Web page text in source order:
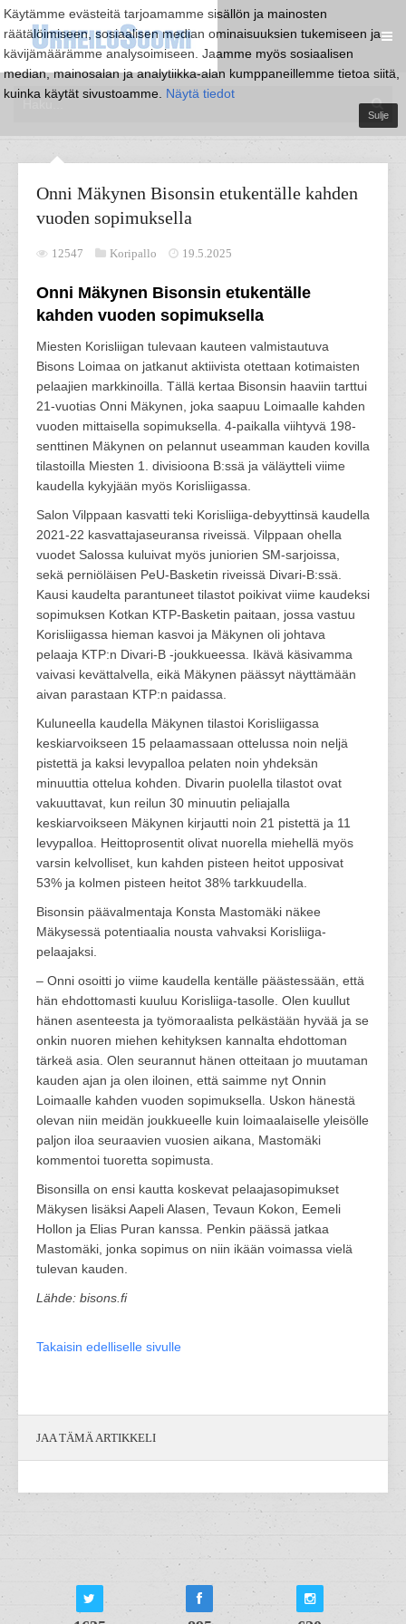
Käytämme evästeitä tarjoamamme sisällön ja mainosten
räätälöimiseen, sosiaalisen median ominaisuuksien tukemiseen ja
kävijämäärämme analysoimiseen. Jaamme myös sosiaalisen
median, mainosalan ja analytiikka-alan kumppaneillemme tietoa siitä,
kuinka käytät sivustoamme. Näytä tiedot
Sulje
Onni Mäkynen Bisonsin etukentälle kahden
vuoden sopimuksella
12547 Koripallo 19.5.2025
Onni Mäkynen Bisonsin etukentälle
kahden vuoden sopimuksella
Miesten Korisliigan tulevaan kauteen valmistautuva
Bisons Loimaa on jatkanut aktiivista otettaan kotimaisten
pelaajien markkinoilla. Tällä kertaa Bisonsin haaviin tarttui
21-vuotias Onni Mäkynen, joka saapuu Loimaalle kahden
vuoden mittaisella sopimuksella. 4-paikalla viihtyvä 198-
senttinen Mäkynen on pelannut useamman kauden kovilla
tilastoilla Miesten 1. divisioona B:ssä ja väläytteli viime
kaudella kykyjään myös Korisliigassa.
Salon Vilppaan kasvatti teki Korisliiga-debyyttinsä kaudella
2021-22 kasvattajaseuransa riveissä. Vilppaan ohella
vuodet Salossa kuluivat myös juniorien SM-sarjoissa,
sekä perniöläisen PeU-Basketin riveissä Divari-B:ssä.
Kausi kaudelta parantuneet tilastot poikivat viime kaudeksi
sopimuksen Kotkan KTP-Basketin paitaan, jossa vastuu
Korisliigassa hieman kasvoi ja Mäkynen oli johtava
pelaaja KTP:n Divari-B -joukkueessa. Ikävä käsivamma
vaivasi kevättalvella, eikä Mäkynen päässyt näyttämään
aivan parastaan KTP:n paidassa.
Kuluneella kaudella Mäkynen tilastoi Korisliigassa
keskiarvoikseen 15 pelaamassaan ottelussa noin neljä
pistettä ja kaksi levypalloa pelaten noin yhdeksän
minuuttia ottelua kohden. Divarin puolella tilastot ovat
vakuuttavat, kun reilun 30 minuutin peliajalla
keskiarvoikseen Mäkynen kirjautti noin 21 pistettä ja 11
levypalloa. Heittoprosentit olivat nuorella miehellä myös
varsin kelvolliset, kun kahden pisteen heitot upposivat
53% ja kolmen pisteen heitot 38% tarkkuudella.
Bisonsin päävalmentaja Konsta Mastomäki näkee
Mäkysessä potentiaalia nousta vahvaksi Korisliiga-
pelaajaksi.
– Onni osoitti jo viime kaudella kentälle päästessään, että
hän ehdottomasti kuuluu Korisliiga-tasolle. Olen kuullut
hänen asenteesta ja työmoraalista pelkästään hyvää ja se
onkin nuoren miehen kehityksen kannalta ehdottoman
tärkeä asia. Olen seurannut hänen otteitaan jo muutaman
kauden ajan ja olen iloinen, että saimme nyt Onnin
Loimaalle kahden vuoden sopimuksella. Uskon hänestä
olevan niin meidän joukkueelle kuin loimaalaiselle yleisölle
paljon iloa seuraavien vuosien aikana, Mastomäki
kommentoi tuoretta sopimusta.
Bisonsilla on ensi kautta koskevat pelaajasopimukset
Mäkysen lisäksi Aapeli Alasen, Tevaun Kokon, Eemeli
Hollon ja Elias Puran kanssa. Penkin päässä jatkaa
Mastomäki, jonka sopimus on niin ikään voimassa vielä
tulevan kauden.
Lähde: bisons.fi
Takaisin edelliselle sivulle
JAA TÄMÄ ARTIKKELI